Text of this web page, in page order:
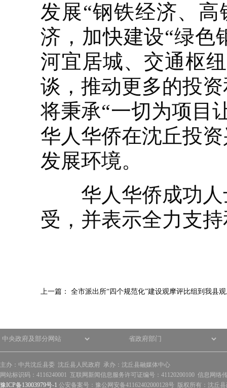
发展“钢铁经济、
济，加快建设“绿色
河宜居城、交通枢
谈，推动更多的投
将秉承“一切为项目
华人华侨在沈丘投
发展环境。
华人华侨成功人
受，并表示全力支
上一篇： 全市派出所“四个规范化”建设观摩评比组到我县
主办：中共沈丘县委 沈丘县人民政府 承办：沈丘县融媒体中心
网站标识码：4116240001 互联网新闻信息服务许可证编号：41120200100 信息网络
豫ICP备13003979号-1 公安备案号：豫公网安备41162402000128号 版权所有：沈丘